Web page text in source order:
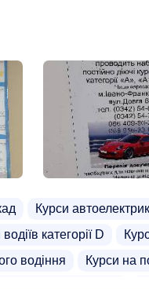
Курси
категорії D
водіння Курси на